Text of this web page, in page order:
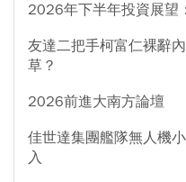
2026年下半年投資展望
友達二把手柯富仁裸辭
草？
2026前進大南方論壇
佳世達集團艦隊無人機
入